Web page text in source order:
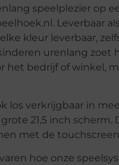
speelplezier op
Leverbaar
kleur leverbaar,
urenlang zoet
het bedrijf of winkel,
los verkrijgbaar in
21,5 inch
met de
hoe onze